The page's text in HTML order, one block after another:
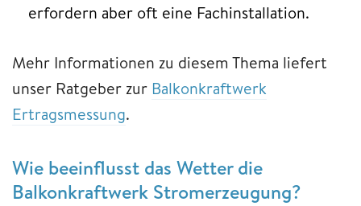
erfordern aber oft eine Fachinstallation.
Mehr Informationen zu diesem Thema liefert
unser Ratgeber zur Balkonkraftwerk
Ertragsmessung.
Wie beeinflusst das Wetter die
Balkonkraftwerk Stromerzeugung?